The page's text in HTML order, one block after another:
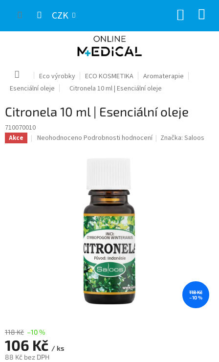
CZK
Domů Eco výrobky ECO KOSMETIKA
Aromaterapie
Esenciální oleje
Citronela 10 ml | Esenciální oleje
Citronela 10 ml | Esenciální oleje
710070010
Akce
Průměrné
Neohodnoceno Podrobnosti hodnocení Značka:Saloos
118 Kč
–10 %
118 Kč –10 %
106 Kč / ks
88 Kč bez DPH